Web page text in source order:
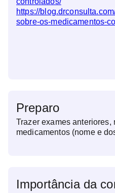
https://
sobre-os-medicamentos-
Preparo
Trazer exames anteriores,
medicamentos (nome e
Importância da